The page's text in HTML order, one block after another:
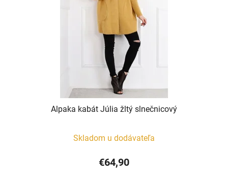
Alpaka kabát Júlia žltý slnečnicový
Skladom u dodávateľa
€64,90